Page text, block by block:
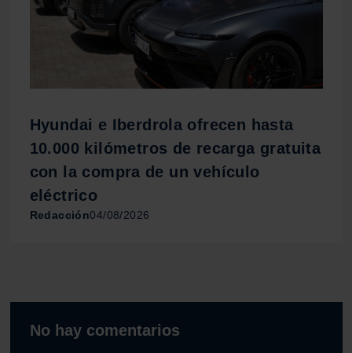
Hyundai e Iberdrola ofrecen hasta
10.000 kilómetros de recarga gratuita
con la compra de un vehículo
eléctrico
Redacción04/08/2026
No hay comentarios